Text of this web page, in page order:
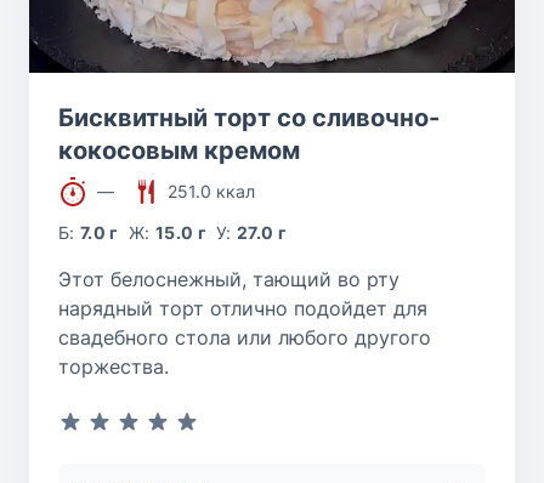
Бисквитный торт со сливочно-
кокосовым кремом
—
251.0 ккал
Б:7.0 г Ж: 15.0 г У:27.0 г
Этот белоснежный, тающий во рту
нарядный торт отлично подойдет для
свадебного стола или любого другого
торжества.